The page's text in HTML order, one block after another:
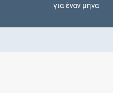
για έναν μήνα
Ελέγξτε την αγωγή σας για